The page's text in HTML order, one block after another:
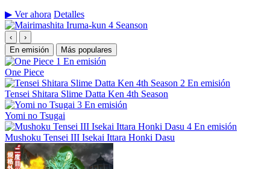
▶ Ver ahora Detalles
‹
›
En emisión
Más populares
1 En emisión
One Piece
2 En emisión
Tensei Shitara Slime Datta Ken 4th Season
3 En emisión
Yomi no Tsugai
4 En emisión
Mushoku Tensei III Isekai Ittara Honki Dasu